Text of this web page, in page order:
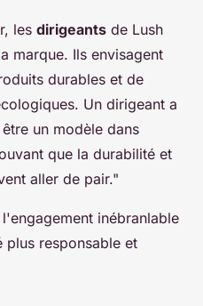
les dirigeants de Lush
marque. Ils envisagent
durables et de
Un dirigeant a
un modèle dans
que la durabilité et
aller de pair."
inébranlable
plus responsable et